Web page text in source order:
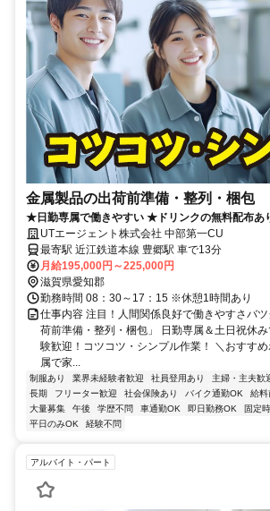
金属製品の出荷前準備・整列・梱包
★日勤専属で働きやすい ★ドリンクの無料配布あ
きやすさバツグン
UTエージェント株式会社 中部第一CU
最寄駅 近江鉄道本線 豊郷駅 車で13分
月給195,000円～225,000円
滋賀県愛知郡
勤務時間 08：30～17：15 ※休憩1時間あり
仕事内容 注目！人間関係良好で働きやすさバ
荷前準備・整列・梱包」 日勤専属＆土日祝休
験歓迎！コツコツ・シンプル作業！ ＼おすす
属で家...
制服あり 業界未経験者歓迎 社員登用あり 主婦・主夫歓
長期
フリーター歓迎 社会保険あり バイク通勤OK 給料
大量募集
午後 学歴不問 車通勤OK 即日勤務OK 固定
平日のみOK
経験不問
アルバイト・パート